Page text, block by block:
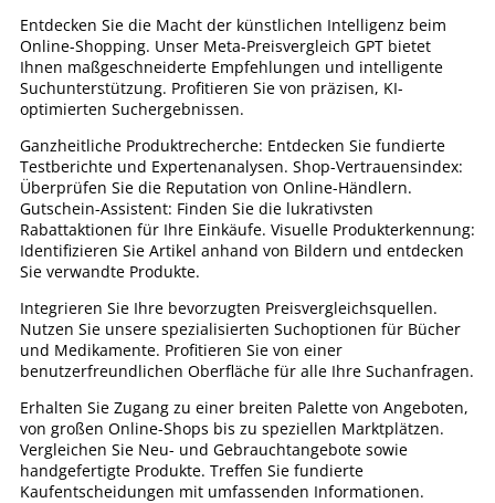
Entdecken Sie die Macht der künstlichen Intelligenz beim
Online-Shopping. Unser Meta-Preisvergleich GPT bietet
Ihnen maßgeschneiderte Empfehlungen und intelligente
Suchunterstützung. Profitieren Sie von präzisen, KI-
optimierten Suchergebnissen.
Ganzheitliche Produktrecherche: Entdecken Sie fundierte
Testberichte und Expertenanalysen. Shop-Vertrauensindex:
Überprüfen Sie die Reputation von Online-Händlern.
Gutschein-Assistent: Finden Sie die lukrativsten
Rabattaktionen für Ihre Einkäufe. Visuelle Produkterkennung:
Identifizieren Sie Artikel anhand von Bildern und entdecken
Sie verwandte Produkte.
Integrieren Sie Ihre bevorzugten Preisvergleichsquellen.
Nutzen Sie unsere spezialisierten Suchoptionen für Bücher
und Medikamente. Profitieren Sie von einer
benutzerfreundlichen Oberfläche für alle Ihre Suchanfragen.
Erhalten Sie Zugang zu einer breiten Palette von Angeboten,
von großen Online-Shops bis zu speziellen Marktplätzen.
Vergleichen Sie Neu- und Gebrauchtangebote sowie
handgefertigte Produkte. Treffen Sie fundierte
Kaufentscheidungen mit umfassenden Informationen.